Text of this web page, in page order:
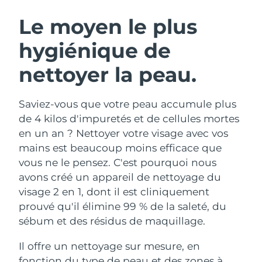
Le moyen le plus
hygiénique de
nettoyer la peau.
Saviez-vous que votre peau accumule plus
de 4 kilos d'impuretés et de cellules mortes
en un an ? Nettoyer votre visage avec vos
mains est beaucoup moins efficace que
vous ne le pensez. C'est pourquoi nous
avons créé un appareil de nettoyage du
visage 2 en 1, dont il est cliniquement
prouvé qu'il élimine 99 % de la saleté, du
sébum et des résidus de maquillage.
Il offre un nettoyage sur mesure, en
Nettoyage du visage
Anti-aging massage
LUNA™ 4 Plus
Massage, LED heating
LUNA™ 4 Men
For men, anti-aging massage
Lifting
Microcurrent toning
BEAR™ 2 go
Microcurrent toning on-the-go
BEAR™ 2 eyes & lips
Microcurrent line smoothing device
Hydratation
UFO™ 3 coffret
Deep facial hydration
UFO™ 3 LED
Near-infrared and red light therapy
device
Soin bucco-dentaire
issa™ 4
Hybrid silicone sonic toothbrush
issa™ 4 plus
FAQ™ TRAITEMENT ANTI-ÂGE
Anti-âge Traitements LED
NEW
Autriche Livraison estimée
Bahreïn Livraison estimée
Belgique Livraison estimée
Bermudes Livraison estimée8/17/26
Bosnie-Herzégovine Livraison estimée
Livraison estimée
Bulgarie Livraison estimée8/11/26
Canada Livraison estimée8/15/26